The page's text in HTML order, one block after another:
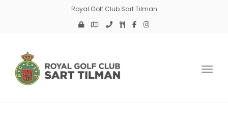
Royal Golf Club Sart Tilman